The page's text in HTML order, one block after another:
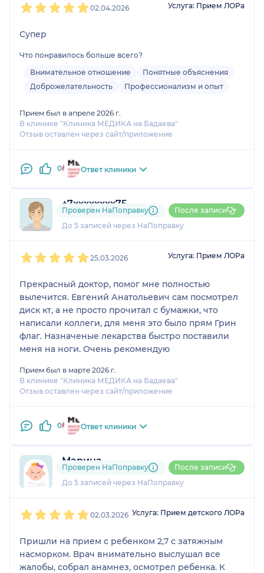
02.04.2026 Услуга: Прием ЛОРа
Супер
Что понравилось больше всего?
Внимательное отношение
Понятные объяснения
Доброжелательность
Профессионализм и опыт
Прием был в апреле 2026 г.
В клинике "Клиника МЕДИКА на Бадаева"
Отзыв оставлен через сайт/приложение
0 Ответ клиники
+7xxxxxxxx75
1 отзыв
До 5 записей через НаПоправку
Проверен НаПоправку После записи
25.03.2026 Услуга: Прием ЛОРа
Прекрасный доктор, помог мне полностью
вылечится. Евгений Анатольевич сам посмотрел
диск кт, а не просто прочитал с бумажки, что
написали коллеги, для меня это было прям Грин
флаг. Назначеные лекарства быстро поставили
меня на ноги. Очень рекомендую
Прием был в марте 2026 г.
В клинике "Клиника МЕДИКА на Бадаева"
Отзыв оставлен через сайт/приложение
0 Ответ клиники
Марина
4 отзыва
До 5 записей через НаПоправку
Проверен НаПоправку После записи
02.03.2026 Услуга: Прием детского ЛОРа
Пришли на прием с ребенком 2,7 с затяжным
насморком. Врач внимательно выслушал все
жалобы, собрал анамнез, осмотрел ребенка. К